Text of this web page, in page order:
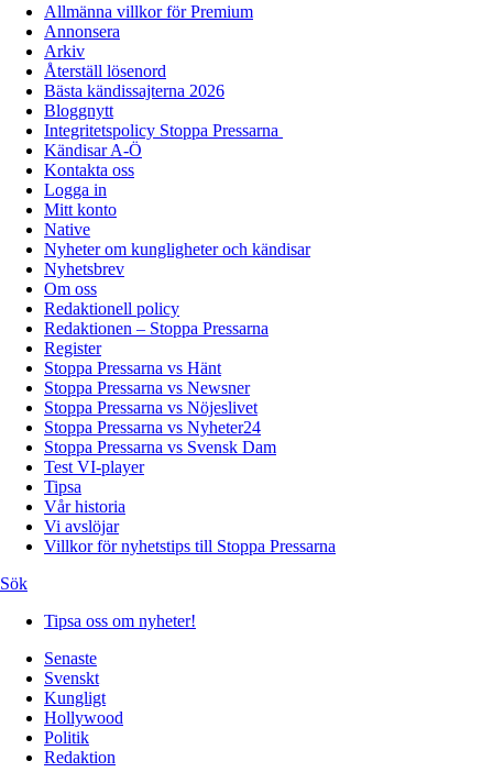
Allmänna villkor för Premium
Annonsera
Arkiv
Återställ lösenord
Bästa kändissajterna 2026
Bloggnytt
Integritetspolicy Stoppa Pressarna
Kändisar A-Ö
Kontakta oss
Logga in
Mitt konto
Native
Nyheter om kungligheter och kändisar
Nyhetsbrev
Om oss
Redaktionell policy
Redaktionen – Stoppa Pressarna
Register
Stoppa Pressarna vs Hänt
Stoppa Pressarna vs Newsner
Stoppa Pressarna vs Nöjeslivet
Stoppa Pressarna vs Nyheter24
Stoppa Pressarna vs Svensk Dam
Test VI-player
Tipsa
Vår historia
Vi avslöjar
Villkor för nyhetstips till Stoppa Pressarna
Sök
Tipsa oss om nyheter!
Senaste
Svenskt
Kungligt
Hollywood
Politik
Redaktion